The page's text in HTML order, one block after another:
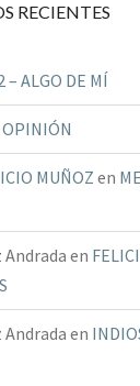
RECIENTES
– ALGO DE MÍ
OPINIÓN
MUÑOZen
en
en